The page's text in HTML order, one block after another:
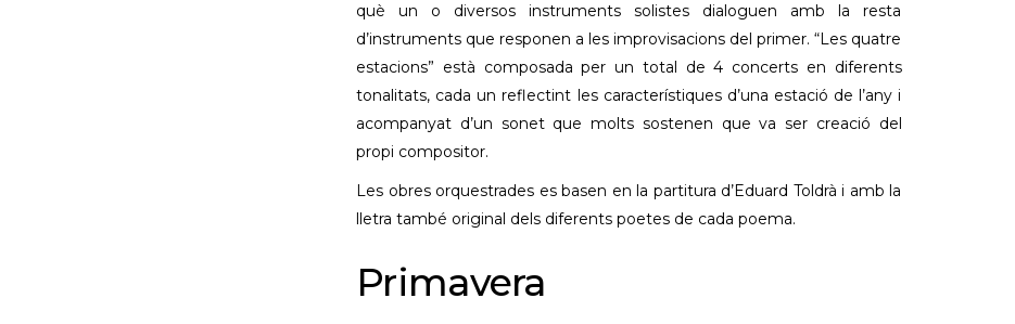
què un o diversos instruments solistes dialoguen amb la resta
d’instruments que responen a les improvisacions del primer. “Les quatre
estacions” està composada per un total de 4 concerts en diferents
tonalitats, cada un reflectint les característiques d’una estació de l’any i
acompanyat d’un sonet que molts sostenen que va ser creació del
propi compositor.
Les obres orquestrades es basen en la partitura d’Eduard Toldrà i amb la
lletra també original dels diferents poetes de cada poema.
Primavera